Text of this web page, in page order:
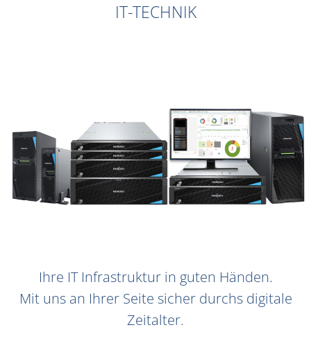
IT-TECHNIK
Ihre IT Infrastruktur in guten Händen.
Mit uns an Ihrer Seite sicher durchs digitale
Zeitalter.